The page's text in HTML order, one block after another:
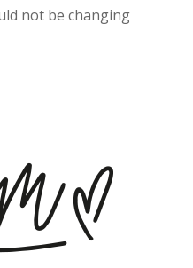
not be changing